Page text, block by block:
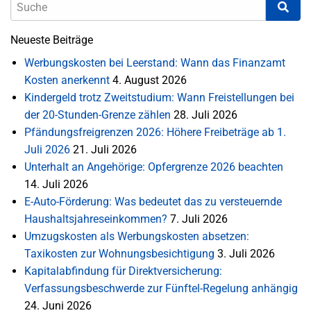
Neueste Beiträge
Werbungskosten bei Leerstand: Wann das Finanzamt
Kosten anerkennt 4. August 2026
Kindergeld trotz Zweitstudium: Wann Freistellungen bei
der 20-Stunden-Grenze zählen 28. Juli 2026
Pfändungsfreigrenzen 2026: Höhere Freibeträge ab 1.
Juli 2026 21. Juli 2026
Unterhalt an Angehörige: Opfergrenze 2026 beachten
14. Juli 2026
E-Auto-Förderung: Was bedeutet das zu versteuernde
Haushaltsjahreseinkommen? 7. Juli 2026
Umzugskosten als Werbungskosten absetzen:
Taxikosten zur Wohnungsbesichtigung 3. Juli 2026
Kapitalabfindung für Direktversicherung:
Verfassungsbeschwerde zur Fünftel-Regelung anhängig
24. Juni 2026